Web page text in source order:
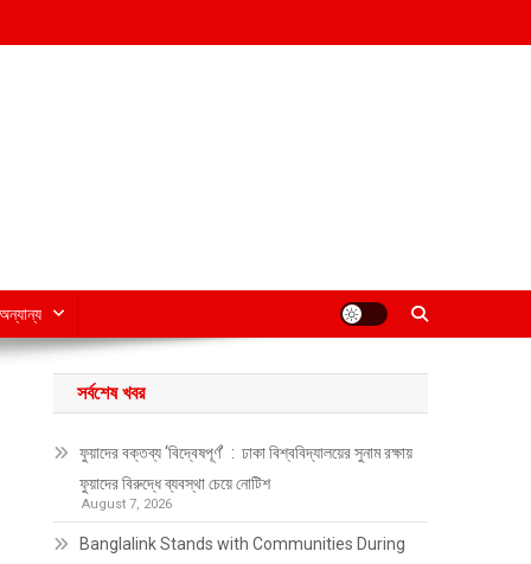
অন্যান্য
সর্বশেষ খবর
ফুয়াদের বক্তব্য ‘বিদ্বেষপূর্ণ’ : ঢাকা বিশ্ববিদ্যালয়ের সুনাম রক্ষায়
ফুয়াদের বিরুদ্ধে ব্যবস্থা চেয়ে নোটিশ
August 7, 2026
Banglalink Stands with Communities During